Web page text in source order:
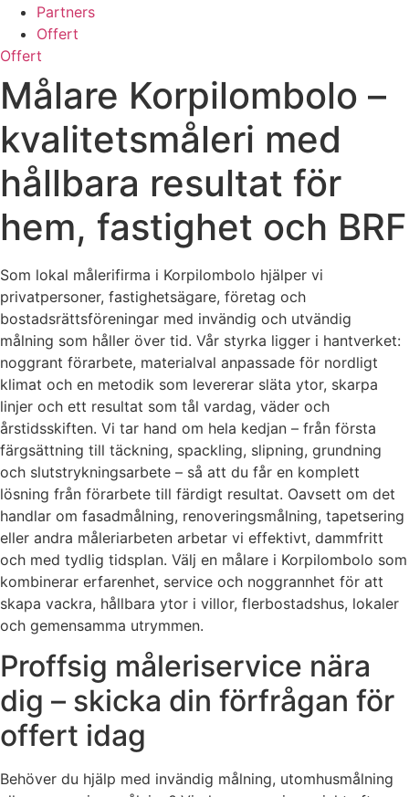
Partners
Offert
Offert
Målare Korpilombolo –
kvalitetsmåleri med
hållbara resultat för
hem, fastighet och BRF
Som lokal målerifirma i Korpilombolo hjälper vi
privatpersoner, fastighetsägare, företag och
bostadsrättsföreningar med invändig och utvändig
målning som håller över tid. Vår styrka ligger i hantverket:
noggrant förarbete, materialval anpassade för nordligt
klimat och en metodik som levererar släta ytor, skarpa
linjer och ett resultat som tål vardag, väder och
årstidsskiften. Vi tar hand om hela kedjan – från första
färgsättning till täckning, spackling, slipning, grundning
och slutstrykningsarbete – så att du får en komplett
lösning från förarbete till färdigt resultat. Oavsett om det
handlar om fasadmålning, renoveringsmålning, tapetsering
eller andra måleriarbeten arbetar vi effektivt, dammfritt
och med tydlig tidsplan. Välj en målare i Korpilombolo som
kombinerar erfarenhet, service och noggrannhet för att
skapa vackra, hållbara ytor i villor, flerbostadshus, lokaler
och gemensamma utrymmen.
Proffsig måleriservice nära
dig – skicka din förfrågan för
offert idag
Behöver du hjälp med invändig målning, utomhusmålning